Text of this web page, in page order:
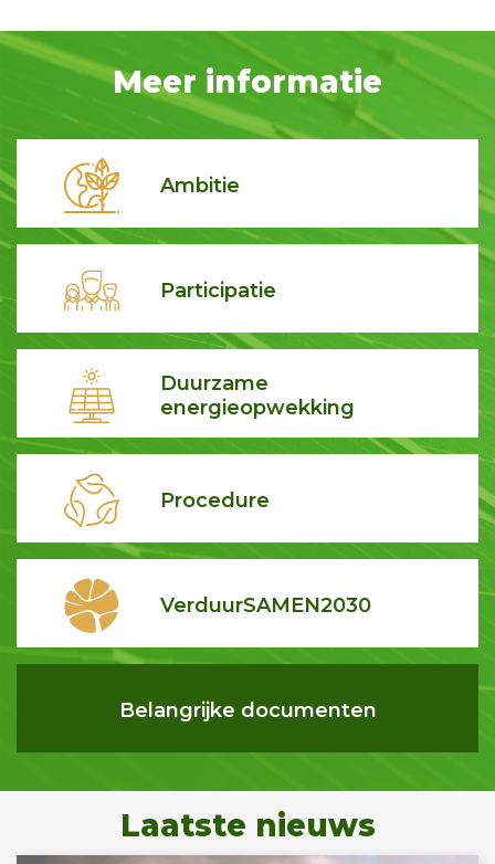
Meer informatie
Ambitie
Participatie
Duurzame
energieopwekking
Procedure
VerduurSAMEN2030
Belangrijke documenten
Laatste nieuws